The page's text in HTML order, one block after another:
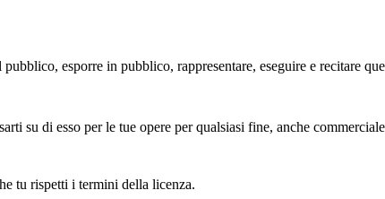
esporre in pubblico, rappresentare, eseguire e recitare
su di esso per le tue opere per qualsiasi fine, anche
tu rispetti i termini della licenza.